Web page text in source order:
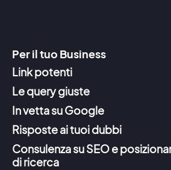
Per il tuo Business
Link potenti
Le query giuste
In vetta su Google
Risposte ai tuoi dubbi
Consulenza su SEO e
di ricerca